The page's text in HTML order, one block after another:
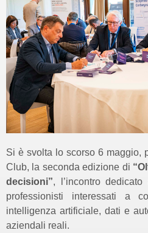
Si è svolta lo scorso 6 maggio,
Club, la seconda edizione di
decisioni”, l’incontro
professionisti interessati a
intelligenza artificiale, dati e
aziendali reali.